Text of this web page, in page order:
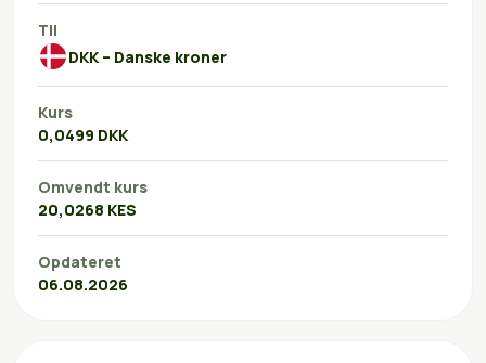
Til
DKK – Danske kroner
Kurs
0,0499 DKK
Omvendt kurs
20,0268 KES
Opdateret
06.08.2026